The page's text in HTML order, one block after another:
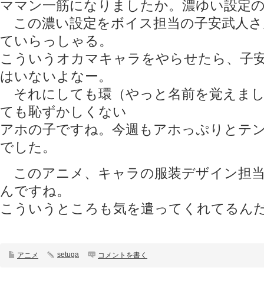
ママン一筋になりましたか。濃ゆい設定
この濃い設定をボイス担当の子安武人
ていらっしゃる。
こういうオカマキャラをやらせたら、子
はいないよなー。
それにしても環（やっと名前を覚えま
ても恥ずかしくない
アホの子ですね。今週もアホっぷりとテ
でした。
このアニメ、キャラの服装デザイン担
んですね。
こういうところも気を遣ってくれてるん
アニメ setuga コメントを書く